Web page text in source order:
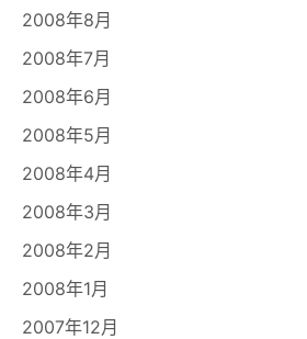
2008年8月
2008年7月
2008年6月
2008年5月
2008年4月
2008年3月
2008年2月
2008年1月
2007年12月